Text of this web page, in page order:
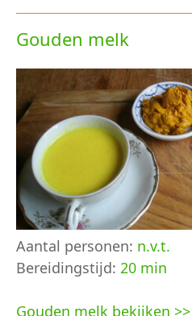
Gouden melk
Aantal personen: n.v.t.
Bereidingstijd: 20 min
Gouden melk bekijken >>